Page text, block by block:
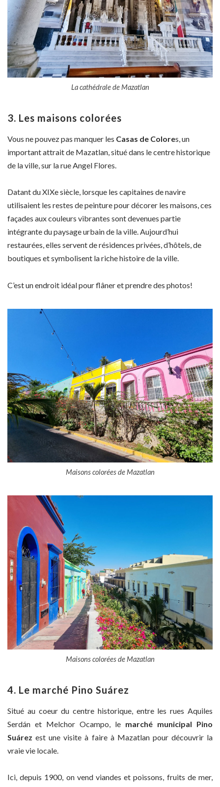
La cathédrale de Mazatlan
3. Les maisons colorées
Vous ne pouvez pas manquer les Casas de Colores, un
important attrait de Mazatlan, situé dans le centre historique
de la ville, sur la rue Angel Flores.
Datant du XIXe siècle, lorsque les capitaines de navire
utilisaient les restes de peinture pour décorer les maisons, ces
façades aux couleurs vibrantes sont devenues partie
intégrante du paysage urbain de la ville. Aujourd’hui
restaurées, elles servent de résidences privées, d’hôtels, de
boutiques et symbolisent la riche histoire de la ville.
C’est un endroit idéal pour flâner et prendre des photos!
Maisons colorées de Mazatlan
Maisons colorées de Mazatlan
4. Le marché Pino Suárez
Situé au coeur du centre historique, entre les rues Aquiles
Serdán et Melchor Ocampo, le marché municipal Pino
Suárez est une visite à faire à Mazatlan pour découvrir la
vraie vie locale.
Ici, depuis 1900, on vend viandes et poissons, fruits de mer,